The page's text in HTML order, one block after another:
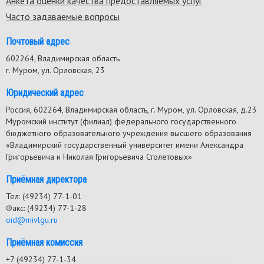
Часто задаваемые вопросы
Почтовый адрес
602264, Владимирская область
г. Муром, ул. Орловская, 23
Юридический адрес
Россия, 602264, Владимирская область, г. Муром, ул. Орловская, д.23
Муромский институт (филиал) федерального государственного
бюджетного образовательного учреждения высшего образования
«Владимирский государственный университет имени Александра
Григорьевича и Николая Григорьевича Столетовых»
Приёмная директора
Тел: (49234) 77-1-01
Факс: (49234) 77-1-28
oid@mivlgu.ru
Приёмная комиссия
+7 (49234) 77-1-34